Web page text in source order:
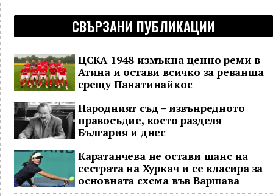
СВЪРЗАНИ ПУБЛИКАЦИИ
ЦСКА 1948 измъкна ценно реми в
Атина и остави всичко за реванша
срещу Панатинайкос
Народният съд – извънредното
правосъдие, което разделя
България и днес
Каратанчева не остави шанс на
сестрата на Хуркач и се класира за
основната схема във Варшава